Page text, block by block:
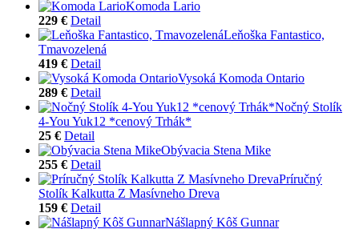
Komoda Lario
229 € Detail
Leňoška Fantastico,
Tmavozelená
419 € Detail
Vysoká Komoda Ontario
289 € Detail
Nočný Stolík
4-You Yuk12 *cenový Trhák*
25 € Detail
Obývacia Stena Mike
255 € Detail
Príručný
Stolík Kalkutta Z Masívneho Dreva
159 € Detail
Nášlapný Kôš Gunnar